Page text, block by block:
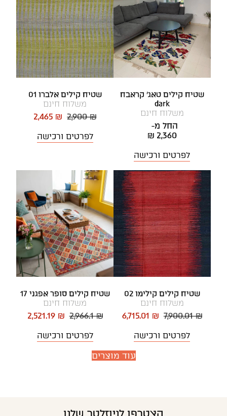
שטיח קילים טאג' קראבח
dark
משלוח חינם
החל מ-
₪ 2,360
לפרטים ורכישה
שטיח קילים אלברו 01
משלוח חינם
2,900 ₪
2,465 ₪
לפרטים ורכישה
שטיח קילים קילימו 02
משלוח חינם
7,900.01 ₪
6,715.01 ₪
לפרטים ורכישה
שטיח קילים סופר אפגני 17
משלוח חינם
2,966.1 ₪
2,521.19 ₪
לפרטים ורכישה
עוד מוצרים